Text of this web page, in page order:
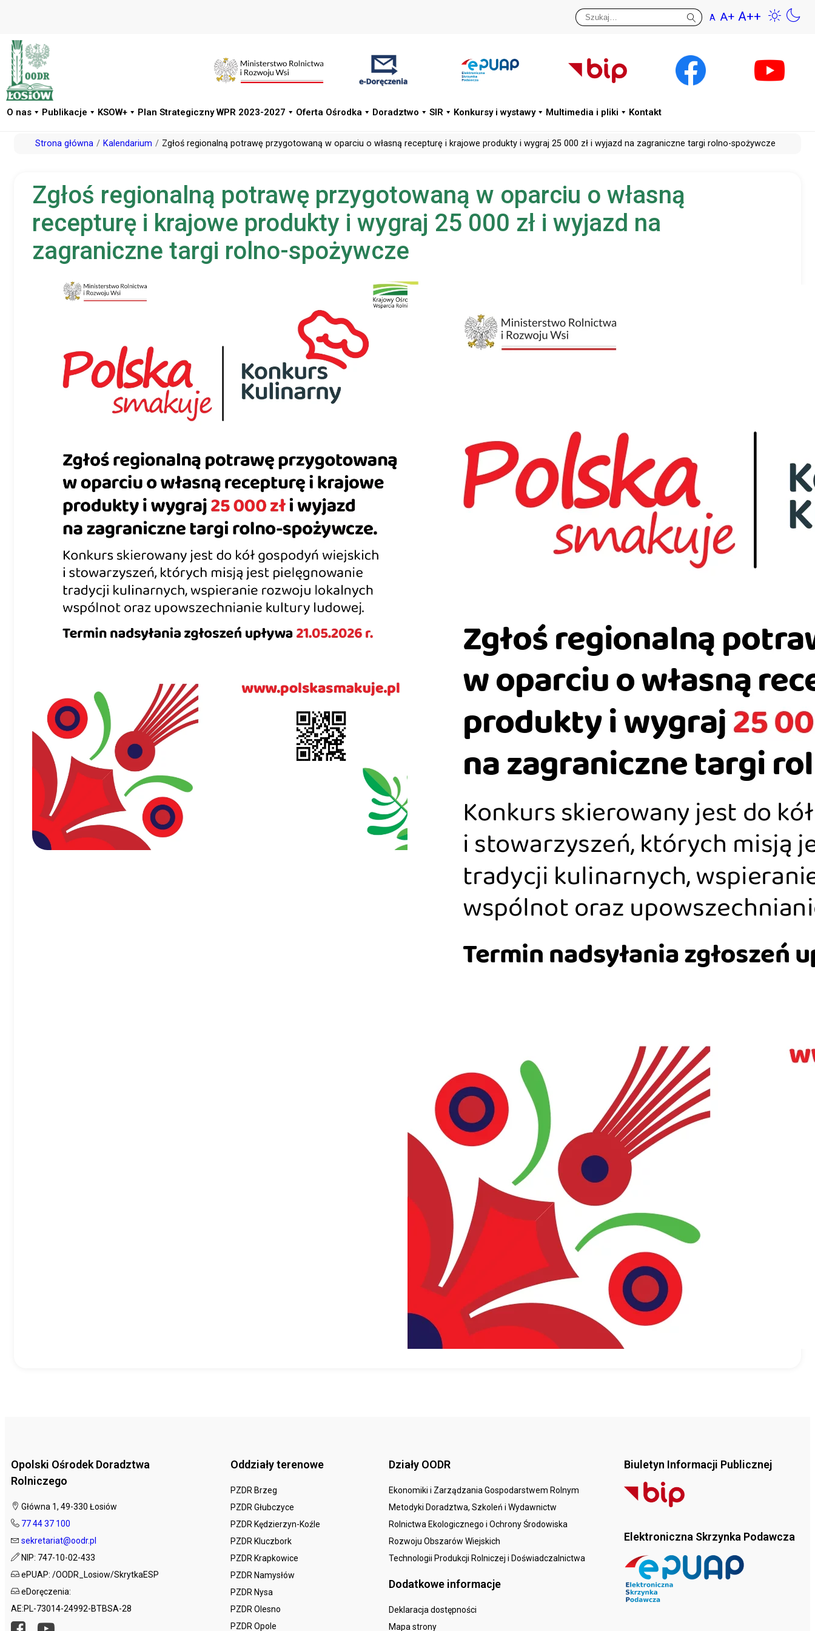
Przejdź
A A+ A++
O nas Publikacje KSOW+ Plan Strategiczny WPR 2023-2027 Oferta Ośrodka Doradztwo SIR Konkursy i wystawy Multimedia i pliki Kontakt
Strona główna Kalendarium Zgłoś regionalną potrawę przygotowaną w oparciu o własną recepturę i krajowe produkty i wygraj 25 000 zł i wyjazd na zagraniczne targi rolno-spożywcze
Zgłoś regionalną potrawę przygotowaną w oparciu o własną
recepturę i krajowe produkty i wygraj 25 000 zł i wyjazd na
zagraniczne targi rolno-spożywcze
Opolski Ośrodek Doradztwa
Rolniczego
Główna 1, 49-330 Łosiów
77 44 37 100
sekretariat@oodr.pl
NIP: 747-10-02-433
ePUAP: /OODR_Losiow/SkrytkaESP
eDoręczenia:
AE:PL-73014-24992-BTBSA-28
Oddziały terenowe
PZDR Brzeg
PZDR Głubczyce
PZDR Kędzierzyn-Koźle
PZDR Kluczbork
PZDR Krapkowice
PZDR Namysłów
PZDR Nysa
PZDR Olesno
PZDR Opole
Działy OODR
Ekonomiki i Zarządzania Gospodarstwem Rolnym
Metodyki Doradztwa, Szkoleń i Wydawnictw
Rolnictwa Ekologicznego i Ochrony Środowiska
Rozwoju Obszarów Wiejskich
Technologii Produkcji Rolniczej i Doświadczalnictwa
Dodatkowe informacje
Deklaracja dostępności
Mapa strony
Biuletyn Informacji Publicznej
Elektroniczna Skrzynka Podawcza